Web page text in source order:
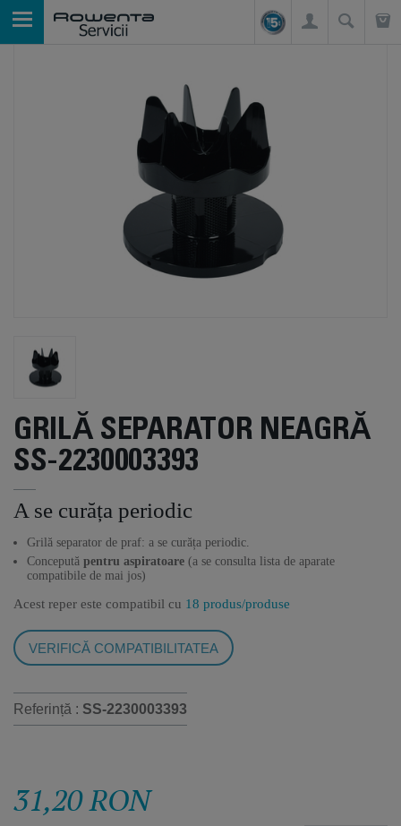
GRILĂ SEPARATOR NEAGRĂ
SS-2230003393
A se curăța periodic
Grilă separator de praf: a se curăța periodic.
Concepută pentru aspiratoare (a se consulta lista de aparate
compatibile de mai jos)
Acest reper este compatibil cu 18 produs/produse
VERIFICĂ COMPATIBILITATEA
Referință : SS-2230003393
31,20 RON